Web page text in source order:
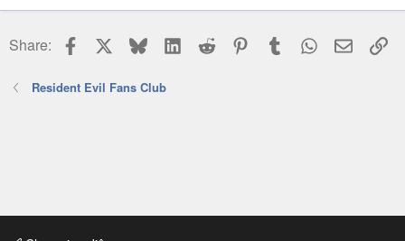
Share: Facebook BlueskyLinkedIn
Reddit PinterestTumblr WhatsApp
Email
Resident Evil Fans Club